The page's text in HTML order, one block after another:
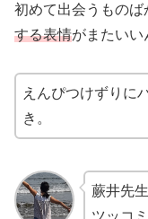
初めて出会うものば
する表情がまたいい
えんぴつけずりに
き。
蕨井先
ツッコ